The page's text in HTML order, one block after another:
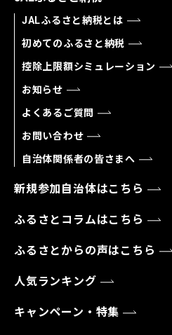
JALふるさと納税とは
初めてのふるさと納税
控除上限額シミュレーション
お知らせ
よくあるご質問
お問い合わせ
自治体関係者の皆さまへ
新規参加自治体はこちら
ふるさとコラムはこちら
ふるさとからの声はこちら
人気ランキング
キャンペーン・特集